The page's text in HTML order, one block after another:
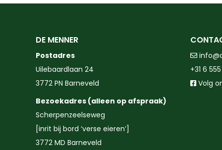
DE MENNER
Postadres
Uilebaardlaan 24
3772 PN Barneveld
Bezoekadres (alleen op afspraak)
Scherpenzeelseweg
[inrit bij bord ‘verse eieren’]
3772 MD Barneveld
+31 6
Volg